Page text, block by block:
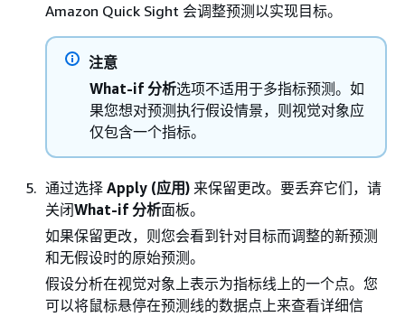
Amazon Quick Sight 会调整预测以实现目标。
注意
What-if 分析选项不适用于多指标预测。如
果您想对预测执行假设情景，则视觉对象应
仅包含一个指标。
通过选择 Apply (应用) 来保留更改。要丢弃它们，请
关闭What-if 分析面板。
如果保留更改，则您会看到针对目标而调整的新预测
和无假设时的原始预测。
假设分析在视觉对象上表示为指标线上的一个点。您
可以将鼠标悬停在预测线的数据点上来查看详细信